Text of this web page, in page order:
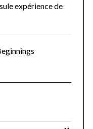
expérience de